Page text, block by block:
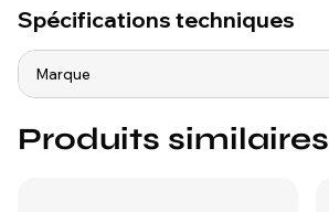
Spécifications techniques
Marque
Produits similaires